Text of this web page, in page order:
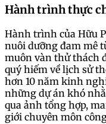
Hành trình thực
Hành trình của Hữu
nuôi dưỡng đam mê
muôn vàn thử thách
quý hiếm về lịch sử
hơn 10 năm kinh
những dự án khó
qua ảnh tổng hợp,
giới chuyên môn